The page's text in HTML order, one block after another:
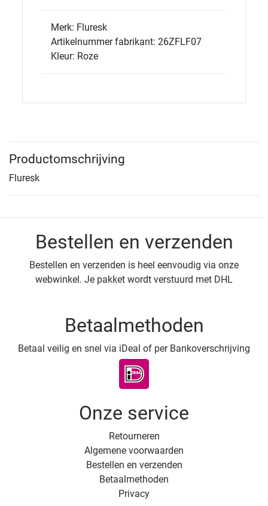
Merk: Fluresk
Artikelnummer fabrikant: 26ZFLF07
Kleur: Roze
Productomschrijving
Fluresk
Bestellen en verzenden
Bestellen en verzenden is heel eenvoudig via onze
webwinkel. Je pakket wordt verstuurd met DHL
Betaalmethoden
Betaal veilig en snel via iDeal of per Bankoverschrijving
Onze service
Retourneren
Algemene voorwaarden
Bestellen en verzenden
Betaalmethoden
Privacy